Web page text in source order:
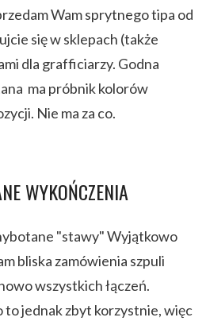
Wam sprytnego tipa od
się w sklepach (także
dla grafficiarzy. Godna
ma próbnik kolorów
Nie ma za co.
WYKOŃCZENIA
"stawy" Wyjątkowo
bliska zamówienia szpuli
wszystkich łączeń.
to jednak zbyt korzystnie, więc